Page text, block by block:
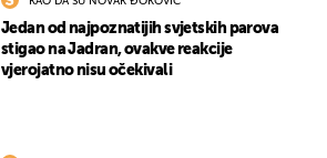
Jedan od najpoznatijih svjetskih parova
stigao na Jadran, ovakve reakcije
vjerojatno nisu očekivali